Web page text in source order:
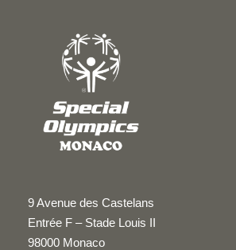
9 Avenue des Castelans
Entrée F – Stade Louis II
98000 Monaco